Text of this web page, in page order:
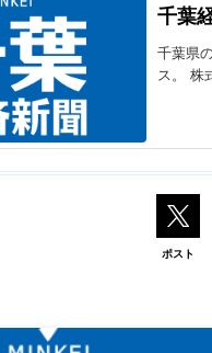
千葉
千葉県
ス。 株
ポスト